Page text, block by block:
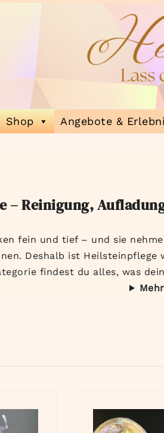
Shop Angebote &
– Reinigung,
fein und tief – und sie
Deshalb ist
findest du alles, was